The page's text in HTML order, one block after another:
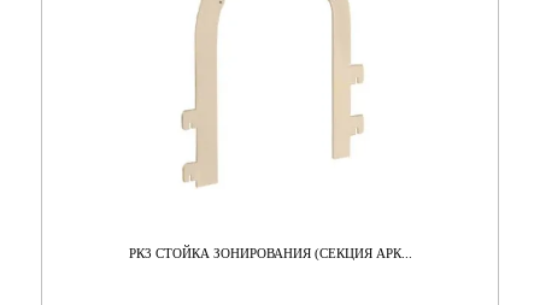
РК3 СТОЙКА ЗОНИРОВАНИЯ (СЕКЦИЯ АРК...